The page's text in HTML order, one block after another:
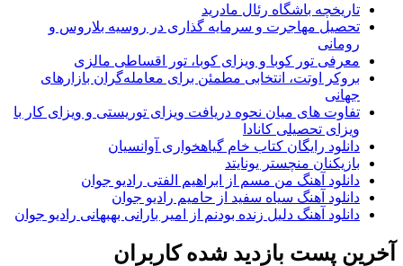
باشگاه رئال مادرید
مهاجرت و سرمایه گذاری در روسیه بلاروس و
تور کوبا و ویزای کوبا، تور اقساطی مالزی
اوتت، انتخابی مطمئن برای معامله‌گران بازارهای
های میان نحوه دریافت ویزای توریستی و ویزای کار با
تحصیلی کانادا
رایگان کتاب خام گیاهخواری آوانسیان
منچستر یونایتد
آهنگ من مسم از ابراهیم الفتی رادیو جوان
آهنگ سیاه سفید از حامیم رادیو جوان
آهنگ دلیل زنده بودنم از امیر بارانی بهبهانی رادیو جوان
پست بازدید شده کاربران